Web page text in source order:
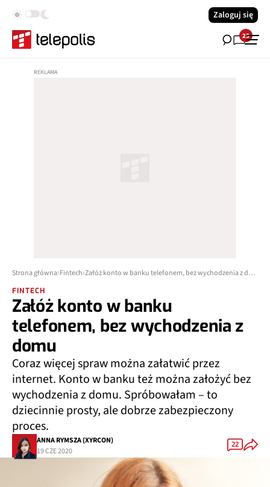
Zaloguj się
23
Strona główna Fintech Załóż konto w banku telefonem, bez wychodzenia z domu
FINTECH
Załóż konto w banku
telefonem, bez wychodzenia z
domu
Coraz więcej spraw można załatwić przez
internet. Konto w banku też można założyć bez
wychodzenia z domu. Spróbowałam – to
dziecinnie prosty, ale dobrze zabezpieczony
proces.
ANNA RYMSZA (XYRCON)
19 CZE 2020
22